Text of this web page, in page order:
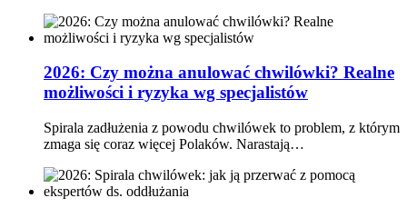
2026: Czy można anulować chwilówki? Realne
możliwości i ryzyka wg specjalistów
Spirala zadłużenia z powodu chwilówek to problem, z którym
zmaga się coraz więcej Polaków. Narastają…